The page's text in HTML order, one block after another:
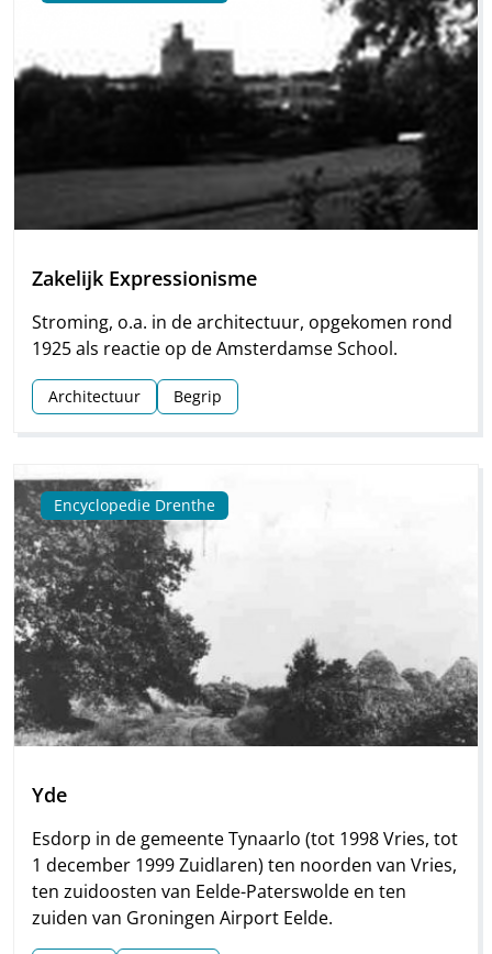
Zakelijk Expressionisme
Stroming, o.a. in de architectuur, opgekomen rond
1925 als reactie op de Amsterdamse School.
Architectuur Begrip
Encyclopedie Drenthe
Yde
Esdorp in de gemeente Tynaarlo (tot 1998 Vries, tot
1 december 1999 Zuidlaren) ten noorden van Vries,
ten zuidoosten van Eelde-Paterswolde en ten
zuiden van Groningen Airport Eelde.